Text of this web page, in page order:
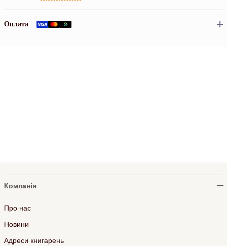
Оплата
Компанія
Про нас
Новини
Адреси книгарень